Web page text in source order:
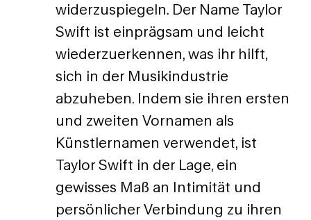
widerzuspiegeln. Der Name Taylor
Swift ist einprägsam und leicht
wiederzuerkennen, was ihr hilft,
sich in der Musikindustrie
abzuheben. Indem sie ihren ersten
und zweiten Vornamen als
Künstlernamen verwendet, ist
Taylor Swift in der Lage, ein
gewisses Maß an Intimität und
persönlicher Verbindung zu ihren